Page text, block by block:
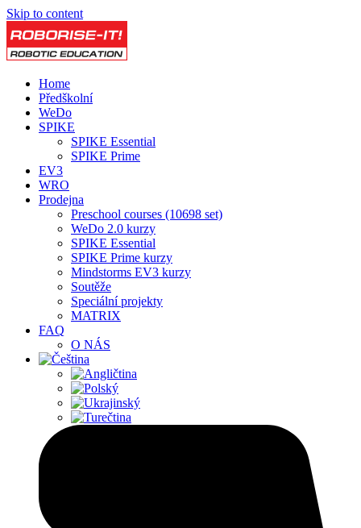
Skip to content
Home
Předškolní
WeDo
SPIKE
SPIKE Essential
SPIKE Prime
EV3
WRO
Prodejna
Preschool courses (10698 set)
WeDo 2.0 kurzy
SPIKE Essential
SPIKE Prime kurzy
Mindstorms EV3 kurzy
Soutěže
Speciální projekty
MATRIX
FAQ
O NÁS